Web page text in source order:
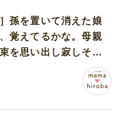
］孫を置いて消えた娘
覚えてるかな。母親
を思い出し寂しそう